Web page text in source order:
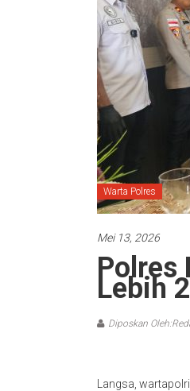
Warta Polres
Mei 13, 2026
Polres
Lebih
Diposkan
Langsa,